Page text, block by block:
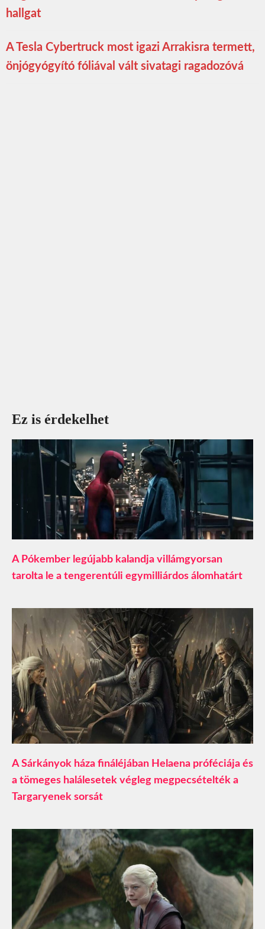
hallgat
A Tesla Cybertruck most igazi Arrakisra termett,
önjógyógyító fóliával vált sivatagi ragadozóvá
Ez is érdekelhet
A Pókember legújabb kalandja villámgyorsan
tarolta le a tengerentúli egymilliárdos álomhatárt
A Sárkányok háza fináléjában Helaena próféciája és
a tömeges halálesetek végleg megpecsételték a
Targaryenek sorsát